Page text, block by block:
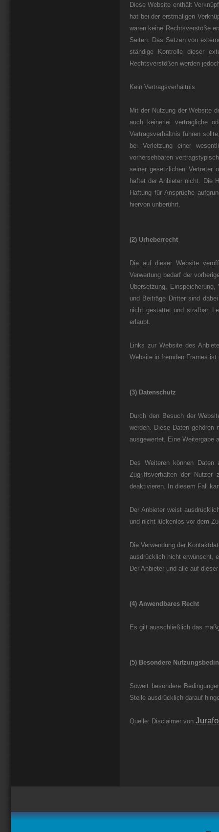
Diese Website enthält
hat bei der erstmaligen
waren keine Rechtsverstöße
Seiten. Das Setzen von
ständige Kontrolle dieser
Rechtsverstößen werden
Kein Vertragsverhältnis
Mit der Nutzung der Website
auch keinerlei vertragliche
Vertragsverhältnis führen
bei Verletzung einer
vorhersehbaren
seiner gesetzlichen Vertreter
haftet der Anbieter nicht. Die
Haftung für Ansprüche
hiervon unberührt.
(2) Urheberrecht
Die auf dieser Website
Verwertung bedarf der
Übersetzung,
und Beiträge Dritter sind
nicht gestattet und strafbar.
erlaubt.
Links zur Website des
Website in fremden Frames
(3) Datenschutz
Durch den Besuch der
werden. Diese Daten
ausgewertet. Eine Weitergabe
Des Weiteren können
Zugriffsverhalten der
deaktivieren. In diesem Fall
Der Anbieter weist
und nicht lückenlos vor dem
Die Verwendung der
ausdrücklich nicht erwünscht,
Der Anbieter und alle auf
(4) Anwendbares Recht
Es gilt ausschließlich das
(5) Besondere
Soweit besondere
Stelle ausdrücklich darauf
Quelle: Disclaimer von